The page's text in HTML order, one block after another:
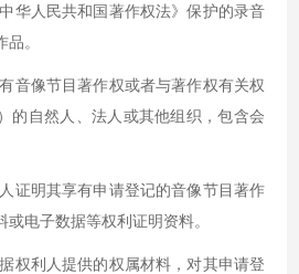
华人民共和国著作权法》保护的录音
。
音像节目著作权或者与著作权有关权
的自然人、法人或其他组织，包含会
证明其享有申请登记的音像节目著作
电子数据等权利证明资料。
权利人提供的权属材料，对其申请登